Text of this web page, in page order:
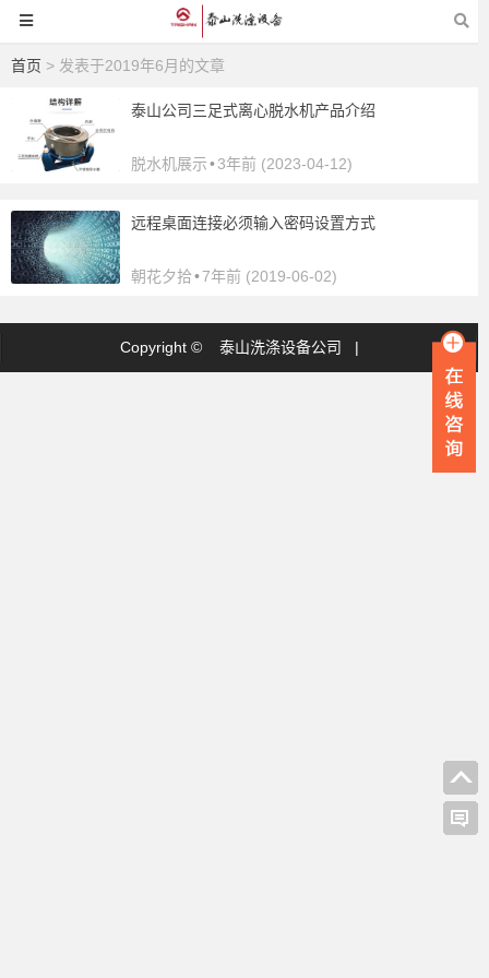
首页 > 发表于2019年6月的文章
泰山公司三足式离心脱水机产品介绍
脱水机展示•3年前 (2023-04-12)
远程桌面连接必须输入密码设置方式
朝花夕拾•7年前 (2019-06-02)
Copyright © 泰山洗涤设备公司 |